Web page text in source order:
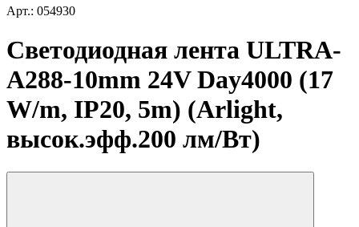
Арт.: 054930
Светодиодная лента ULTRA-
A288-10mm 24V Day4000 (17
W/m, IP20, 5m) (Arlight,
высок.эфф.200 лм/Вт)